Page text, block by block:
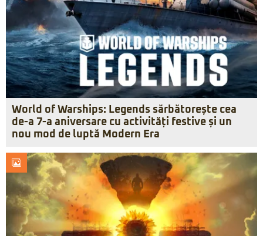
World of Warships: Legends sărbătorește cea
de-a 7-a aniversare cu activități festive și un
nou mod de luptă Modern Era